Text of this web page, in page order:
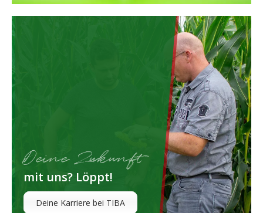
Deine Zukunft
mit uns? Löppt!
Deine Karriere bei TIBA